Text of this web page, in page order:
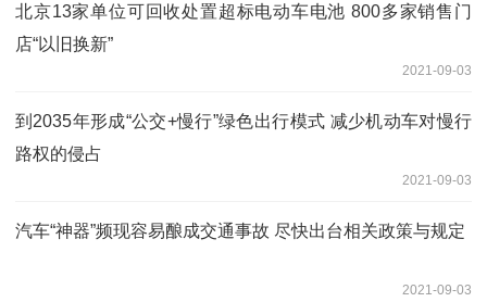
北京13家单位可回收处置超标电动车电池 800多家销售门
店“以旧换新”
2021-09-03
到2035年形成“公交+慢行”绿色出行模式 减少机动车对慢行
路权的侵占
2021-09-03
汽车“神器”频现容易酿成交通事故 尽快出台相关政策与规定
2021-09-03